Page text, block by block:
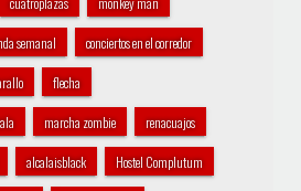
semanal conciertos en el corredor
flecha
marcha zombie renacuajos
alcalaisblack Hostel Complutum